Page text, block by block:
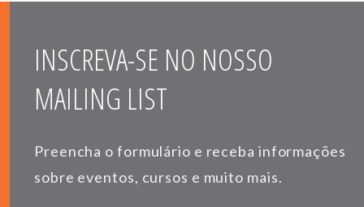
INSCREVA-SE NO NOSSO
MAILING LIST
Preencha o formulário e receba informações
sobre eventos, cursos e muito mais.